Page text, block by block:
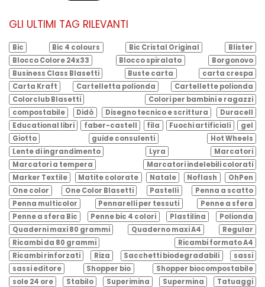
GLI ULTIMI TAG RILEVANTI
Bic Bic 4 colours Bic Cristal Original
Blister
Blocco Colore 24x33
Blocco spiralato
Borgonovo
Business Class Blasetti
Buste carta
carta crespa
Carta Kraft
Cartelletta polionda
Cartellette polionda
Colorclub Blasetti
Colori per bambini e ragazzi
compostabile
Didò Disegno tecnico e scrittura
Duracell
Educational libri
faber-castell fila Fuochi artificiali
gel
Giotto
guide consulenti
Hot Wheels
Lente di ingrandimento
Lyra
Marcatori
Marcatori a tempera
Marcatori indelebili colorati
Marker Textile
Matite colorate Natale Noflash
OhPen
One color
One Color Blasetti Pastelli
Penna a scatto
Penna multicolor
Pennarelli per tessuti
Penne a sfera
Penne a sfera Bic
Penne bic 4 colori Plastilina
Polionda
Quaderni maxi 80 grammi
Quaderno maxi A4
Regular
Ricambi da 80 grammi
Ricambi formato A4
Ricambi rinforzati
Riza Sacchetti biodegradabili
sassi
sassi editore
Shopper bio
Shopper biocompostabile
sole 24 ore
Stabilo Superimina Supermina
Tatuaggi